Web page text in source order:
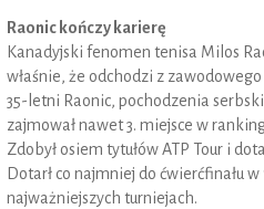
Raonic kończy karierę
Kanadyjski fenomen tenisa Milos
właśnie, że odchodzi z
35-letni Raonic, pochodzenia
zajmował nawet 3. miejsce w
Zdobył osiem tytułów ATP Tour i
Dotarł co najmniej do ćwierćfinału
najważniejszych turniejach.